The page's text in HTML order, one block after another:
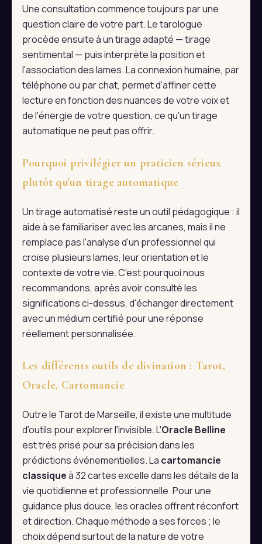
Une consultation commence toujours par une
question claire de votre part. Le tarologue
procède ensuite à un tirage adapté — tirage
sentimental — puis interprète la position et
l'association des lames. La connexion humaine, par
téléphone ou par chat, permet d'affiner cette
lecture en fonction des nuances de votre voix et
de l'énergie de votre question, ce qu'un tirage
automatique ne peut pas offrir.
Pourquoi privilégier un praticien sérieux
plutôt qu'un tirage automatique
Un tirage automatisé reste un outil pédagogique : il
aide à se familiariser avec les arcanes, mais il ne
remplace pas l'analyse d'un professionnel qui
croise plusieurs lames, leur orientation et le
contexte de votre vie. C'est pourquoi nous
recommandons, après avoir consulté les
significations ci-dessus, d'échanger directement
avec un médium certifié pour une réponse
réellement personnalisée.
Les différents outils de divination : Tarot,
Oracle, Cartomancie
Outre le Tarot de Marseille, il existe une multitude
d'outils pour explorer l'invisible. L'Oracle Belline
est très prisé pour sa précision dans les
prédictions événementielles. La cartomancie
classiqueà 32 cartes excelle dans les détails de la
vie quotidienne et professionnelle. Pour une
guidance plus douce, les oracles offrent réconfort
et direction. Chaque méthode a ses forces ; le
choix dépend surtout de la nature de votre